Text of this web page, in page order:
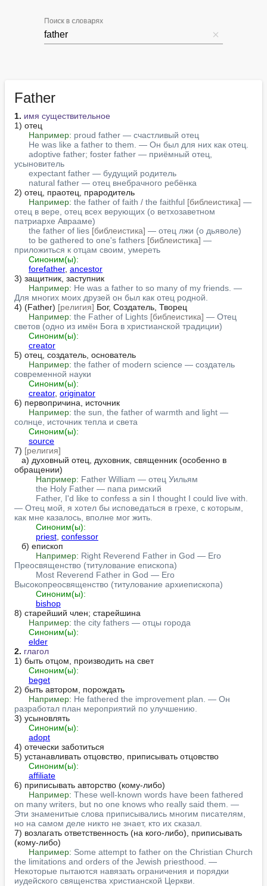
Поиск в словарях
Father
1. имя существительное
1) отец
Например: proud father — счастливый отец
He was like a father to them. — Он был для них как отец.
adoptive father; foster father — приёмный отец,
усыновитель
expectant father — будущий родитель
natural father — отец внебрачного ребёнка
2) отец, праотец, прародитель
Например: the father of faith / the faithful [библеистика] —
отец в вере, отец всех верующих (о ветхозаветном
патриархе Аврааме)
the father of lies [библеистика] — отец лжи (о дьяволе)
to be gathered to one's fathers [библеистика] —
приложиться к отцам своим, умереть
Синоним(ы):
forefather, ancestor
3) защитник, заступник
Например: He was a father to so many of my friends. —
Для многих моих друзей он был как отец родной.
4) (Father) [религия] Бог, Создатель, Творец
Например: the Father of Lights [библеистика] — Отец
светов (одно из имён Бога в христианской традиции)
Синоним(ы):
creator
5) отец, создатель, основатель
Например: the father of modern science — создатель
современной науки
Синоним(ы):
creator, originator
6) первопричина, источник
Например: the sun, the father of warmth and light —
солнце, источник тепла и света
Синоним(ы):
source
7) [религия]
обращении)
Например: Father William — отец Уильям
the Holy Father — папа римский
Father, I'd like to confess a sin I thought I could live with.
— Отец мой, я хотел бы исповедаться в грехе, с которым,
как мне казалось, вполне мог жить.
Синоним(ы):
priest confessor
Например: Right Reverend Father in God — Его
Преосвященство (титулование епископа)
Most Reverend Father in God — Его
Высокопреосвященство (титулование архиепископа)
Синоним(ы):
bishop
8) старейший член; старейшина
Например: the city fathers — отцы города
Синоним(ы):
elder
2. глагол
1) быть отцом, производить на свет
Синоним(ы):
beget
2) быть автором, порождать
Например: He fathered the improvement plan. — Он
разработал план мероприятий по улучшению.
3) усыновлять
Синоним(ы):
adopt
4) отечески заботиться
5) устанавливать отцовство, приписывать отцовство
Синоним(ы):
affiliate
6) приписывать авторство (кому-либо)
Например: These well-known words have been fathered
on many writers, but no one knows who really said them. —
Эти знаменитые слова приписывались многим писателям,
но на самом деле никто не знает, кто их сказал.
7) возлагать ответственность (на кого-либо), приписывать
(кому-либо)
Например: Some attempt to father on the Christian Church
the limitations and orders of the Jewish priesthood. —
Некоторые пытаются навязать ограничения и порядки
иудейского священства христианской Церкви.